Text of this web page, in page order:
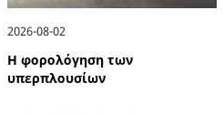
2026-08-02
Η φορολόγηση των
υπερπλουσίων